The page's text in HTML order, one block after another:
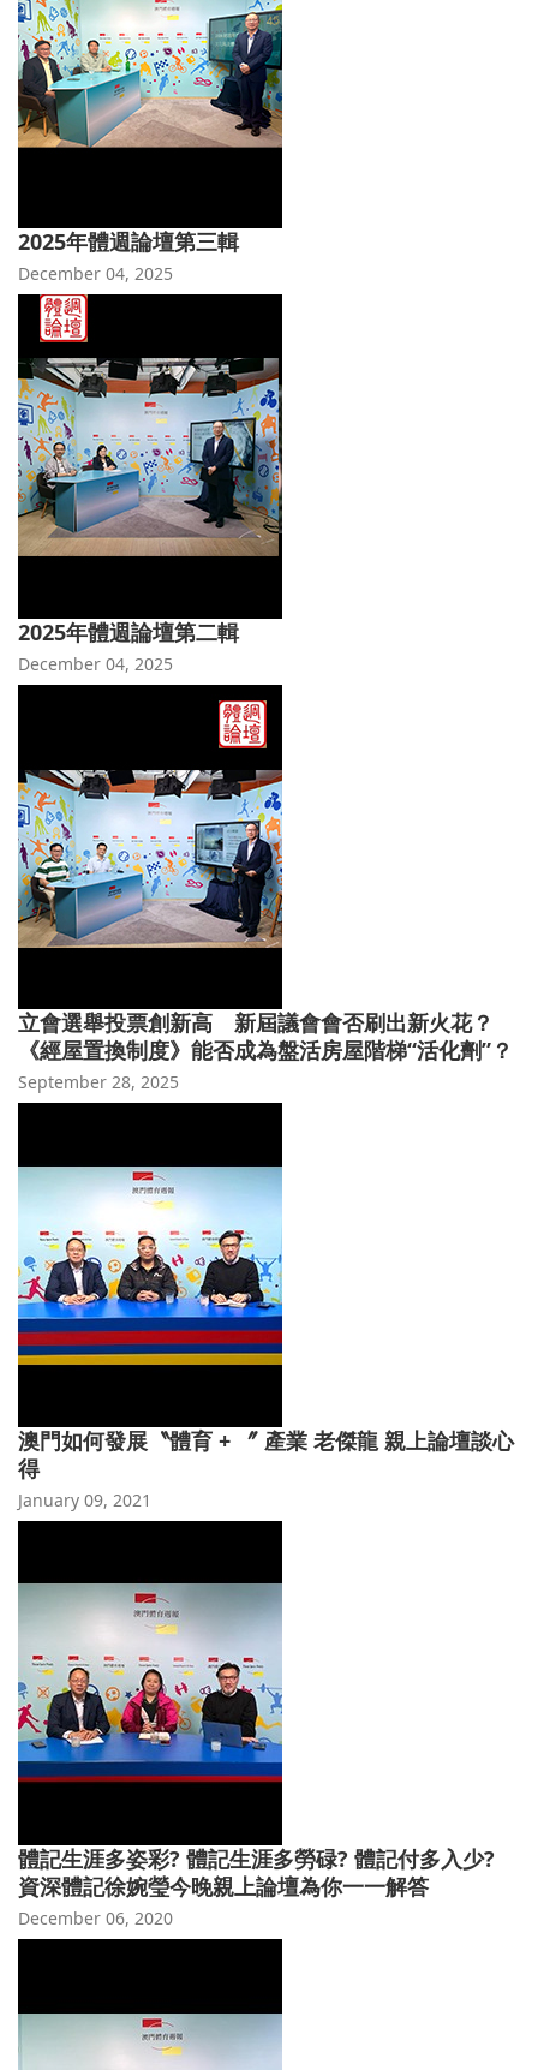
2025年體週論壇第三輯
December 04, 2025
2025年體週論壇第二輯
December 04, 2025
立會選舉投票創新高 新屆議會會否刷出新火花？
《經屋置換制度》能否成為盤活房屋階梯“活化劑”？
September 28, 2025
澳門如何發展〝體育 + 〞 產業 老傑龍 親上論壇談心
得
January 09, 2021
體記生涯多姿彩? 體記生涯多勞碌? 體記付多入少?
資深體記徐婉瑩今晚親上論壇為你一一解答
December 06, 2020